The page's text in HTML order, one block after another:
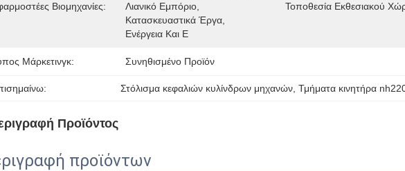
Βιομηχανίες:
Λιανικό Εμπόριο,
Κατασκευαστικά Έργα,
Ενέργεια Και Ε
Τοποθεσία Εκθεσιακού
Μάρκετινγκ: Συνηθισμένο Προϊόν
Στόλισμα κεφαλιών κυλίνδρων μηχανών , Τμήματα κινητήρα
Προϊόντος
προϊόντων